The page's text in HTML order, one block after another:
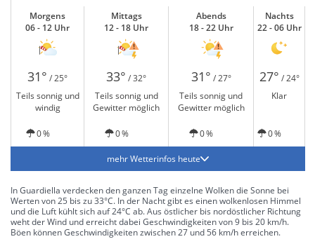
Morgens
06 - 12 Uhr
Mittags
12 - 18 Uhr
Abends
18 - 22 Uhr
Nachts
22 - 06 Uhr
31° / 25° 33° / 32° 31° / 27° 27° / 24°
Teils sonnig und
windig
Teils sonnig und
Gewitter möglich
Teils sonnig und
Gewitter möglich
Klar
0 % 0 % 0 % 0 %
mehr Wetterinfos heute
In Guardiella verdecken den ganzen Tag einzelne Wolken die Sonne bei
Werten von 25 bis zu 33°C. In der Nacht gibt es einen wolkenlosen Himmel
und die Luft kühlt sich auf 24°C ab. Aus östlicher bis nordöstlicher Richtung
weht der Wind und erreicht dabei Geschwindigkeiten von 9 bis 20 km/h.
Böen können Geschwindigkeiten zwischen 27 und 56 km/h erreichen.